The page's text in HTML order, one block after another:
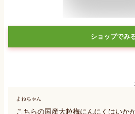
ショップでみ
よねちゃん
こちらの国産大粒梅にんにくはいか